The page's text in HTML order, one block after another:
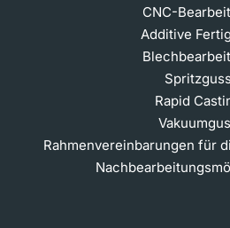
CNC-
Additive
Rapid
Rahmenvereinbarungen für